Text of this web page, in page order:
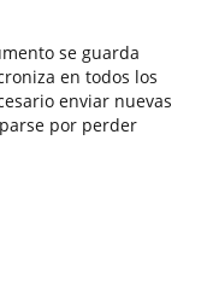
se guarda
en todos los
enviar nuevas
por perder